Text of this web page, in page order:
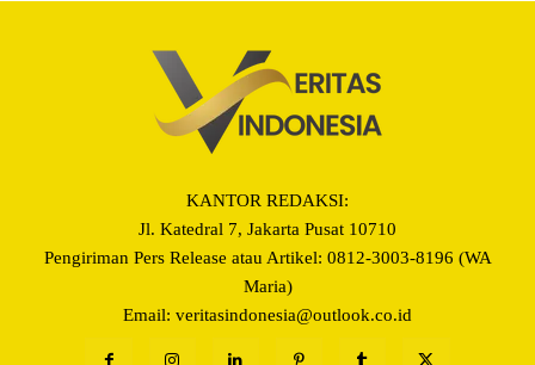
KANTOR REDAKSI:
Jl. Katedral 7, Jakarta Pusat 10710
Pengiriman Pers Release atau Artikel: 0812-3003-8196 (WA
Maria)
Email: veritasindonesia@outlook.co.id